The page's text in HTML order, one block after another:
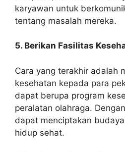
karyawan untuk
tentang masalah mereka.
5. Berikan Fasilitas
Cara yang terakhir adalah
kesehatan kepada para
dapat berupa program
peralatan olahraga.
dapat menciptakan
hidup sehat.